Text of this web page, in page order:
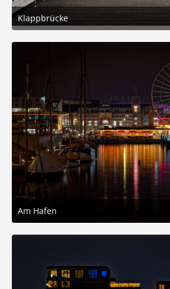
Klappbrücke
10. November 2025 um 15:16
6
Am Hafen
10. November 2025 um 14:29
8